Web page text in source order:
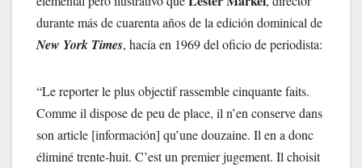
durante más de cuarenta años de la edición dominical de
New York Times, hacía en 1969 del oficio de periodista:
“Le reporter le plus objectif rassemble cinquante faits.
Comme il dispose de peu de place, il n’en conserve dans
son article [información] qu’une douzaine. Il en a donc
éliminé trente-huit. C’est un premier jugement. Il choisit